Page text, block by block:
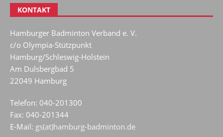
KONTAKT
Hamburger Badminton Verband e. V.
c/o Olympia-Stützpunkt
Hamburg/Schleswig-Holstein
Am Dulsbergbad 5
22049 Hamburg
Telefon: 040-201300
Fax: 040-201344
E-Mail: gs(at)hamburg-badminton.de